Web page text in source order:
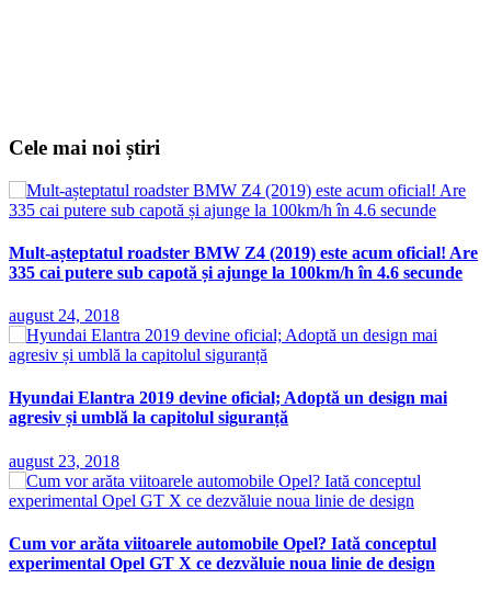
Cele mai noi știri
Mult-așteptatul roadster BMW Z4 (2019) este acum oficial! Are
335 cai putere sub capotă și ajunge la 100km/h în 4.6 secunde
august 24, 2018
Hyundai Elantra 2019 devine oficial; Adoptă un design mai
agresiv și umblă la capitolul siguranță
august 23, 2018
Cum vor arăta viitoarele automobile Opel? Iată conceptul
experimental Opel GT X ce dezvăluie noua linie de design